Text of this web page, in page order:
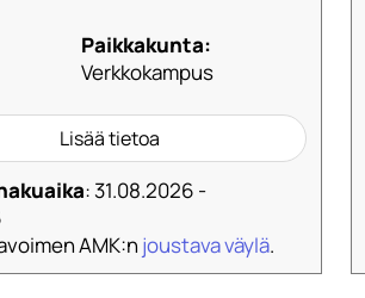
Paikkakunta:
Verkkokampus
Lisää tietoa
: 31.08.2026 -
AMK:n joustava väylä.